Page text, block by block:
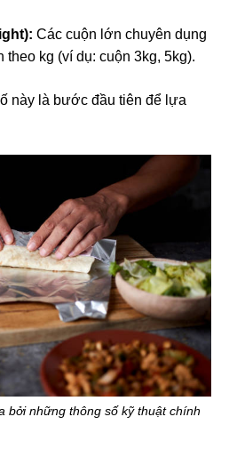
Các cuộn lớn chuyên dụng
kg (ví dụ: cuộn 3kg, 5kg).
này là bước đầu tiên để lựa
bởi những thông số kỹ thuật chính